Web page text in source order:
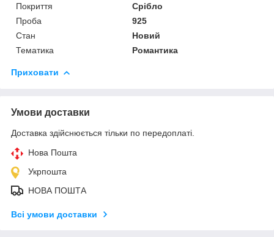
Покриття
Срібло
Проба
925
Стан
Новий
Тематика
Романтика
Приховати
Умови доставки
Доставка здійснюється тільки по передоплаті.
Нова Пошта
Укрпошта
НОВА ПОШТА
Всі умови доставки